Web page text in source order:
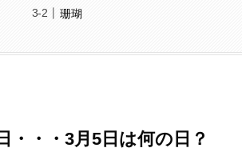
珊瑚
・・・3月5日は何の日？